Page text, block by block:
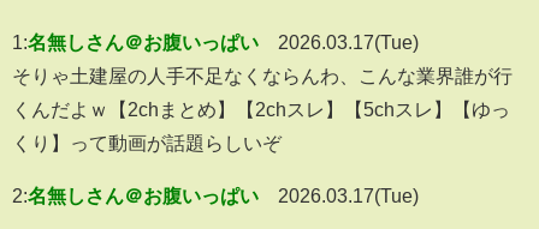
1:名無しさん＠お腹いっぱい
2026.03.17(Tue)
そりゃ土建屋の人手不足なくならんわ、こんな業界誰が行
くんだよｗ【2chまとめ】【2chスレ】【5chスレ】【ゆっ
くり】って動画が話題らしいぞ
2:名無しさん＠お腹いっぱい 2026.03.17(Tue)